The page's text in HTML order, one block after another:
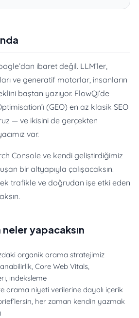
ibaret değil. LLM’ler,
ve generatif motorlar, insanların
baştan yazıyor. FlowQi’de
(GEO) en az klasik SEO
— ve ikisini de gerçekten
var.
Console ve kendi geliştirdiğimiz
bir altyapıyla çalışacaksın.
trafikle ve doğrudan işe etki eden
yapacaksın
organik arama stratejimiz
Core Web Vitals,
indeksleme
arama niyeti verilerine dayalı içerik
her zaman kendin yazmak